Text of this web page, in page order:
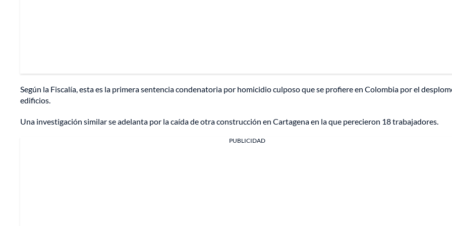
Según la Fiscalía, esta es la primera sentencia condenatoria por homicidio culposo que se profiere en Colombia por el
edificios.
Una investigación similar se adelanta por la caída de otra construcción en Cartagena en la que perecieron 18 trabajadores.
PUBLICIDAD